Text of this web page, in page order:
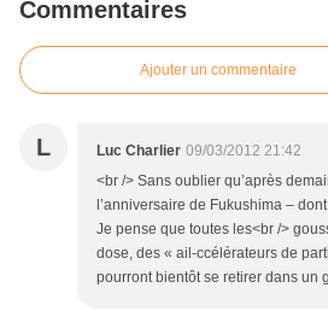
Commentaires
Ajouter un commentaire
L Luc Charlier 09/03/2012 21:42
<br /> Sans oublier qu’après
l’anniversaire de Fukushima –
Je pense que toutes les<br />
dose, des « ail-ccélérateurs de
pourront bientôt se retirer dans un